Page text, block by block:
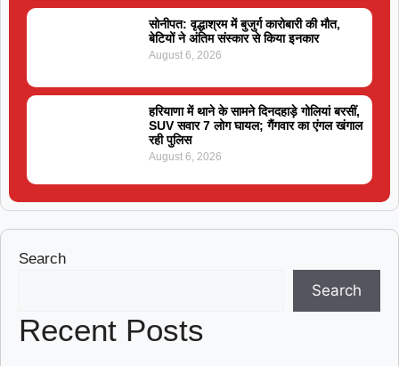
सोनीपत: वृद्धाश्रम में बुजुर्ग कारोबारी की मौत,
बेटियों ने अंतिम संस्कार से किया इनकार
August 6, 2026
हरियाणा में थाने के सामने दिनदहाड़े गोलियां बरसीं,
SUV सवार 7 लोग घायल; गैंगवार का एंगल खंगाल
रही पुलिस
August 6, 2026
Search
Search
Recent Posts